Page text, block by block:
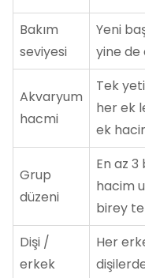
Bakım
seviyesi
Yeni
yine de
Akvaryum
hacmi
Tek
her ek
ek
Grup
düzeni
En az
hacim
birey
Dişi /
erkek
Her